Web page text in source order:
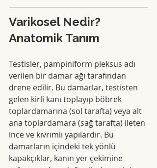
Varikosel Nedir?
Anatomik Tanım
Testisler, pampiniform pleksus adı
verilen bir damar ağı tarafından
drene edilir. Bu damarlar, testisten
gelen kirli kanı toplayıp böbrek
toplardamarına (sol tarafta) veya alt
ana toplardamara (sağ tarafta) ileten
ince ve kıvrımlı yapılardır. Bu
damarların içindeki tek yönlü
kapakçıklar, kanın yer çekimine